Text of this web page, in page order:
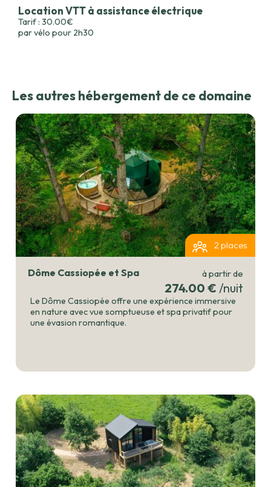
Location VTT à assistance électrique
Tarif : 30.00€
par vélo pour 2h30
Les autres hébergement de ce domaine
2 places
Dôme Cassiopée et Spa à partir de
274.00 € /nuit
Le Dôme Cassiopée offre une expérience immersive
en nature avec vue somptueuse et spa privatif pour
une évasion romantique.